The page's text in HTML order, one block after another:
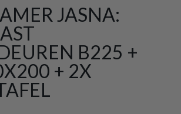
JASNA:
B225 +
+ 2X